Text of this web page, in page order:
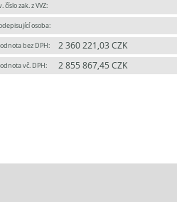
číslo zak. z VVZ:
osoba:
bez DPH: 2 360 221,03 CZK
vč. DPH: 2 855 867,45 CZK